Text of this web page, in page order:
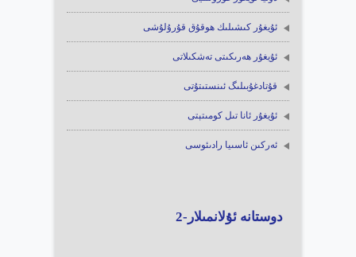
ئۇيغۇر كىشىلىك ھوقۇق قۇرۇلۇشى
ئۇيغۇر ھەرىكىتى تەشكىلاتى
قۇتادغۇبىلىگ ئىنستىتۇتى
ئۇيغۇر ئانا تىل كومىتېتى
ئەركىن ئاسىيا رادىئوسى
دوستانە ئۇلانمىلار-2